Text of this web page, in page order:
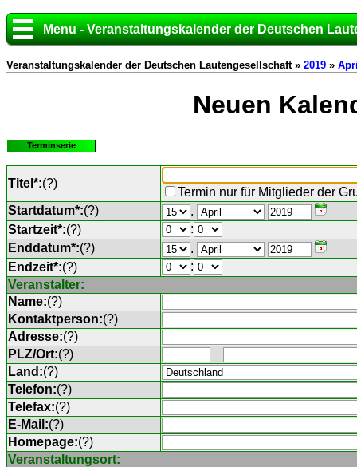
Menu - Veranstaltungskalender der Deutschen
Veranstaltungskalender der Deutschen Lautengesellschaft » 2019 »
Neuen
Terminserie
Titel*:(?)
Termin nur für Mitglieder der
Startdatum*:(?)
.
Startzeit*:(?)
:
Enddatum*:(?)
.
Endzeit*:(?)
:
Veranstalter:
Name:(?)
Kontaktperson:(?)
Adresse:(?)
PLZ/Ort:(?)
Land:(?)
Telefon:(?)
Telefax:(?)
E-Mail:(?)
Homepage:(?)
Veranstaltungsort: